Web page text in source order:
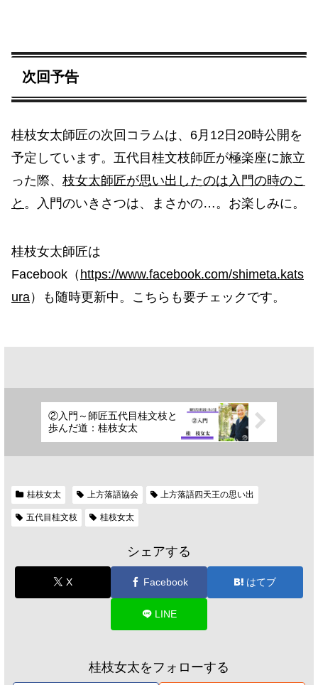
次回予告
桂枝女太師匠の次回コラムは、6月12日20時公開を
予定しています。五代目桂文枝師匠が極楽座に旅立
った際、 枝女太師匠が思い出したのは入門の時のこ
と 。入門のいきさつは、まさかの…。お楽しみに。
桂枝女太師匠は
Facebook（ https://www.facebook.com/shimeta.kats
ura）も随時更新中。こちらも要チェックです。
②入門～師匠五代目桂文枝と
歩んだ道：桂枝女太
桂枝女太 上方落語協会 上方落語四天王の思い出
五代目桂文枝 桂枝女太
シェアする
X Facebook はてブ
LINE
桂枝女太をフォローする